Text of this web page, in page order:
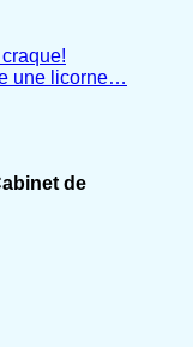
une licorne…
de